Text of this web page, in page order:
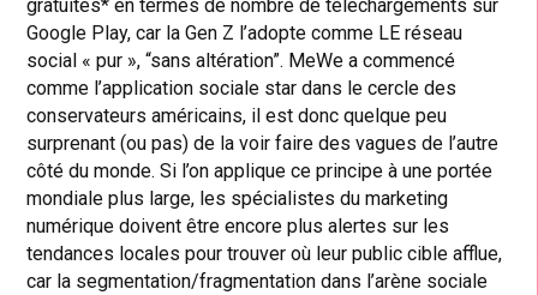
gratuites* en termes de nombre de téléchargements sur
Google Play, car la Gen Z l’adopte comme LE réseau
social « pur », “sans altération”. MeWe a commencé
comme l’application sociale star dans le cercle des
conservateurs américains, il est donc quelque peu
surprenant (ou pas) de la voir faire des vagues de l’autre
côté du monde. Si l’on applique ce principe à une portée
mondiale plus large, les spécialistes du marketing
numérique doivent être encore plus alertes sur les
tendances locales pour trouver où leur public cible afflue,
car la segmentation/fragmentation dans l’arène sociale